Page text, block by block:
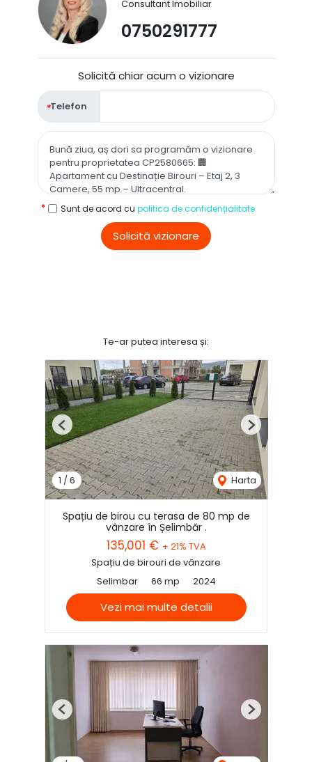
Consultant Imobiliar
0750291777
Solicită chiar acum o vizionare
Telefon
Sunt de acord cu politica de confidențialitate
Solicită vizionare
Te-ar putea interesa și:
1 / 6 Harta
Previous Next
Spațiu de birou cu terasa de 80 mp de
vânzare în Șelimbăr .
135,001 € + 21% TVA
Spațiu de birouri de vânzare
Selimbar
66 mp 2024
Vezi mai multe detalii
Previous Next